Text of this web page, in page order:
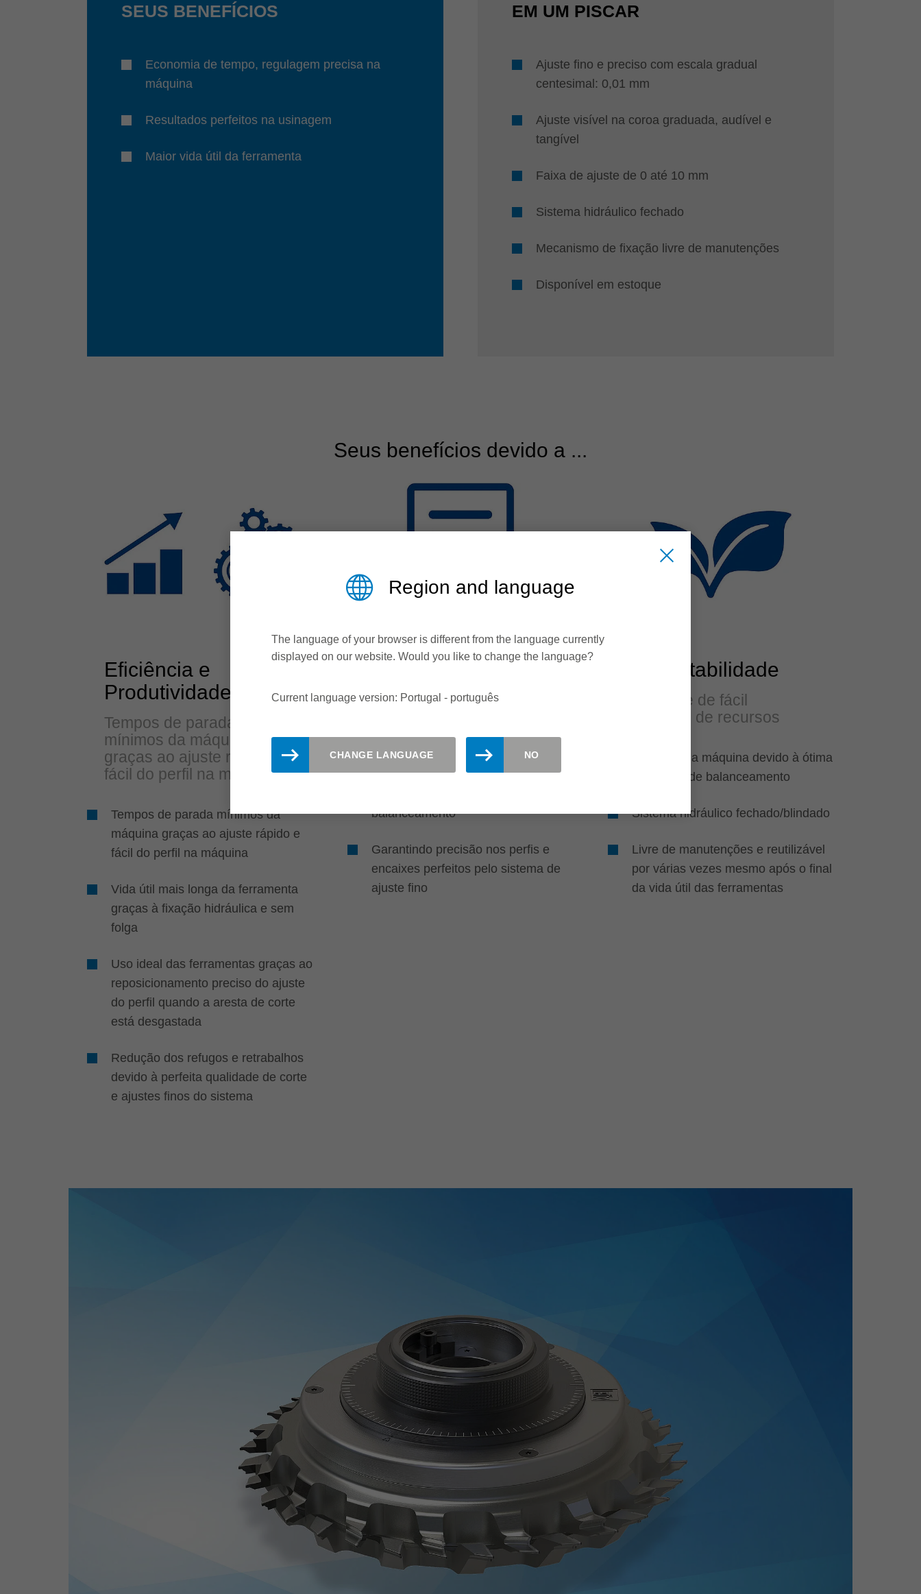
SEUS BENEFÍCIOS
Economia de tempo, regulagem precisa na
máquina
Resultados perfeitos na usinagem
Maior vida útil da ferramenta
EM UM PISCAR
Ajuste fino e preciso com escala gradual
centesimal: 0,01 mm
Ajuste visível na coroa graduada, audível e
tangível
Faixa de ajuste de 0 até 10 mm
Sistema hidráulico fechado
Mecanismo de fixação livre de manutenções
Disponível em estoque
Seus benefícios devido a ...
Eficiência e
Produtividade
Tempos de parada
mínimos da máquina
graças ao ajuste rápido e
fácil do perfil na máquina
Tempos de parada mínimos da
máquina graças ao ajuste rápido e
fácil do perfil na máquina
Vida útil mais longa da ferramenta
graças à fixação hidráulica e sem
folga
Uso ideal das ferramentas graças ao
reposicionamento preciso do ajuste
do perfil quando a aresta de corte
está desgastada
Redução dos refugos e retrabalhos
devido à perfeita qualidade de corte
e ajustes finos do sistema
Qualidade
Metro linear por metro
usinagem perfeita
Alta qualidade das arestas através
balanceamento
Garantindo precisão nos perfis e
encaixes perfeitos pelo sistema de
ajuste fino
Sustentabilidade
Durável e de fácil
utilização de recursos
Proteção da máquina devido à ótima
qualidade de balanceamento
Sistema hidráulico fechado/blindado
Livre de manutenções e reutilizável
por várias vezes mesmo após o final
da vida útil das ferramentas
Region and language
The language of your browser is different from the language currently
displayed on our website. Would you like to change the language?
Current language version: Portugal - português
CHANGE LANGUAGE NO